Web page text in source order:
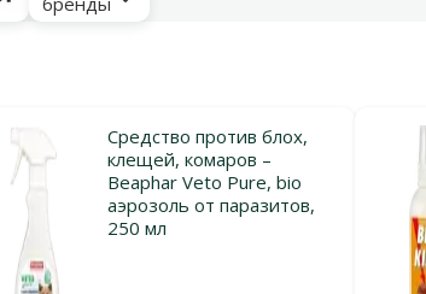
Средство против блох,
клещей, комаров –
Beaphar Veto Pure, bio
аэрозоль от паразитов,
250 мл